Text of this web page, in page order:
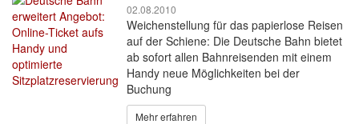
02.08.2010
Weichenstellung für das papierlose Reisen
auf der Schiene: Die Deutsche Bahn bietet
ab sofort allen Bahnreisenden mit einem
Handy neue Möglichkeiten bei der
Buchung
Mehr erfahren